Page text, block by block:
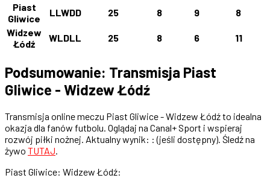
Piast
Gliwice
LLWDD 25 8 9
8
Widzew
Łódź
WLDLL 25 8 6 11
Podsumowanie: Transmisja Piast
Gliwice - Widzew Łódź
Transmisja online meczu Piast Gliwice - Widzew Łódź to idealna
okazja dla fanów futbolu. Oglądaj na Canal+ Sport i wspieraj
rozwój piłki nożnej. Aktualny wynik: : (jeśli dostępny). Śledź na
żywo TUTAJ
Piast Gliwice: Widzew Łódź: